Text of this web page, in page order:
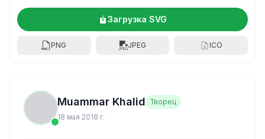
Загрузка SVG
PNG JPEG ICO
Muammar Khalid Творец
18 мая 2018 г.